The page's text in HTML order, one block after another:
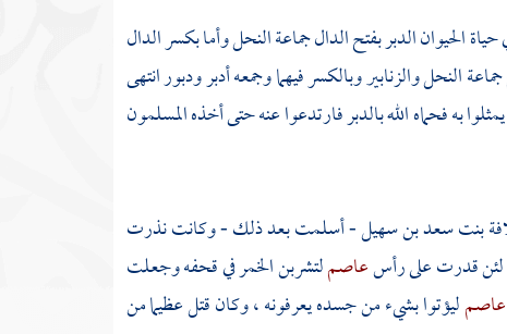
الحيوان الدبر بفتح الدال جماعة النحل وأما بكسر الدال
النحل والزنابير وبالكسر فيهما وجمعه أدبر ودبور انتهى
به فحماه الله بالدبر فارتدعوا عنه حتى أخذه المسلمون
بنت سعد بن سهيل- أسلمت بعد ذلك - وكانت نذرت
لئن قدرت على رأسعاصملتشربن الخمر في قحفه وجعلت
عاصمليؤتوا بشيء من جسده يعرفونه ، وكان قتل عظيما من